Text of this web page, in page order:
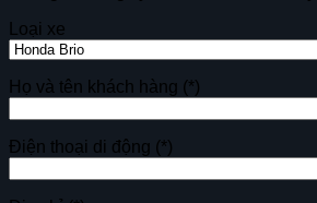
Loại xe
Họ và tên khách hàng (*)
Điện thoại di động (*)